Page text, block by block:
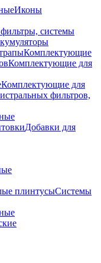
Иконы
системы
Комплектующие
Комплектующие для
Комплектующие для
фильтров,
Добавки для
плинтусыСистемы